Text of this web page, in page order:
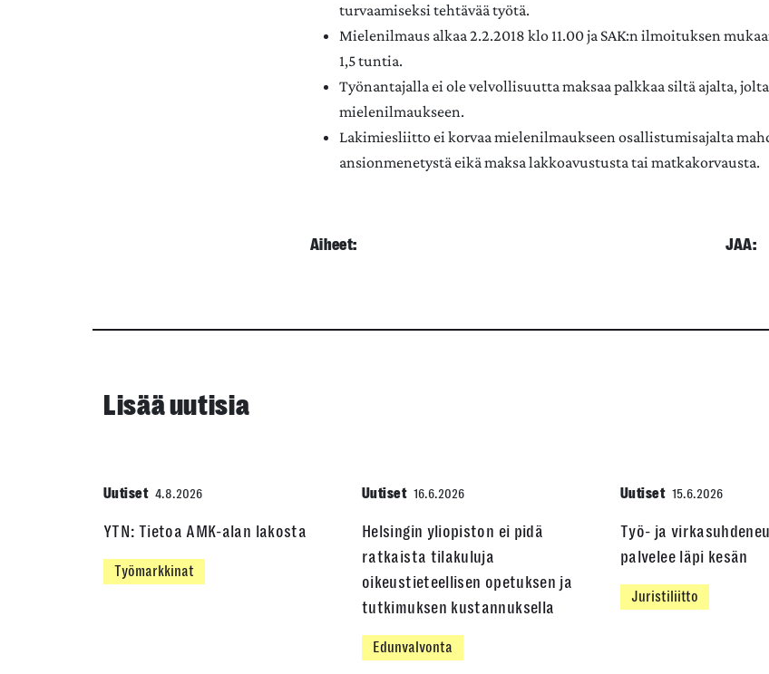
turvaamiseksi tehtävää työtä.
Mielenilmaus alkaa 2.2.2018 klo 11.00 ja SAK:n ilmoituksen
1,5 tuntia.
Työnantajalla ei ole velvollisuutta maksaa palkkaa siltä ajalta,
mielenilmaukseen.
Lakimiesliitto ei korvaa mielenilmaukseen osallistumisajalta
ansionmenetystä eikä maksa lakkoavustusta tai matkakorvausta.
Aiheet: JAA:
Lisää uutisia
Uutiset 4.8.2026
YTN: Tietoa AMK-alan lakosta
Työmarkkinat
Uutiset 16.6.2026
Helsingin yliopiston ei pidä
ratkaista tilakuluja
oikeustieteellisen opetuksen ja
tutkimuksen kustannuksella
Edunvalvonta
Uutiset 15.6.2026
Työ- ja
palvelee läpi kesän
Juristiliitto